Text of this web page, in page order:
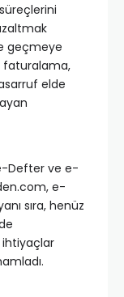
geçmeye
faturalama,
elde
Defter ve e-
e-
sıra, henüz
ihtiyaçlar